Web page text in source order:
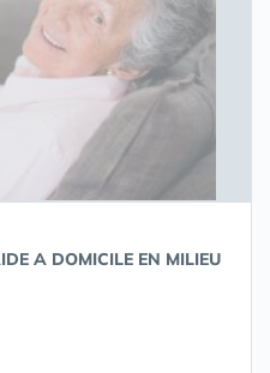
A DOMICILE EN MILIEU